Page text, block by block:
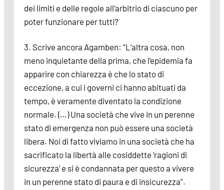
dei limiti e delle regole all’arbitrio di ciascuno per
poter funzionare per tutti?
3. Scrive ancora Agamben: “L’altra cosa, non
meno inquietante della prima, che l’epidemia fa
apparire con chiarezza è che lo stato di
eccezione, a cui i governi ci hanno abituati da
tempo, è veramente diventato la condizione
normale. (…) Una società che vive in un perenne
stato di emergenza non può essere una società
libera. Noi di fatto viviamo in una società che ha
sacrificato la libertà alle cosiddette ‘ragioni di
sicurezza’ e si è condannata per questo a vivere
in un perenne stato di paura e di insicurezza”.